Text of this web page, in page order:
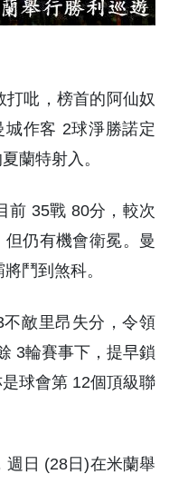
打吡，榜首的阿仙奴
作客 2球淨勝諾定
蘭特射入。
前 35戰 80分，較次
仍有機會衛冕。曼
鬥到煞科。
敵里昂失分，令領
3輪賽事下，提早鎖
球會第 12個頂級聯
週日 (28日)在米蘭舉